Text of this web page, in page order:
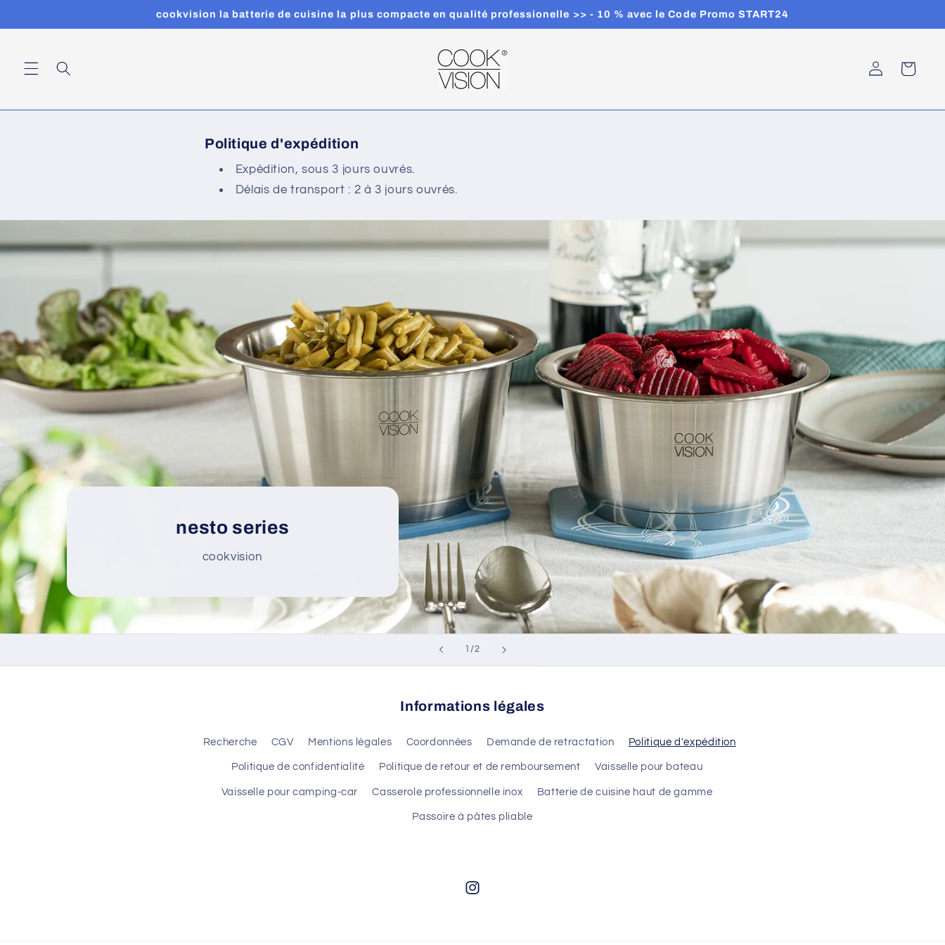
au
cookvision la batterie de cuisine la plus compacte en qualité professionelle >> - 10 % avec le Code Promo START24
ConnexionPanier
Politique d'expédition
Expédition, sous 3 jours ouvrés.
Délais de transport : 2 à 3 jours ouvrés.
nesto series
cookvision
/de
2
Informations légales
Recherche CGV Mentions légales Coordonnées Demande de retractation Politique d'expédition
Politique de confidentialité Politique de retour et de remboursement Vaisselle pour bateau
Vaisselle pour camping-car Casserole professionnelle inox Batterie de cuisine haut de gamme
Passoire à pâtes pliable
Instagram